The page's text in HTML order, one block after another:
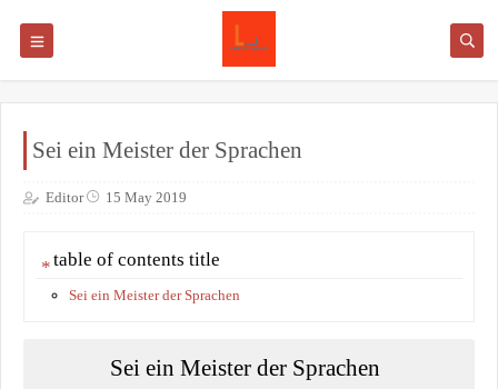
Sei ein Meister der Sprachen
Editor 15 May 2019
table of contents title
Sei ein Meister der Sprachen
Sei ein Meister der Sprachen